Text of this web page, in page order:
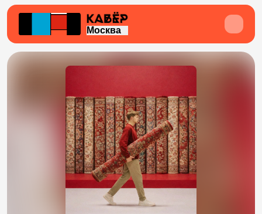
Москва